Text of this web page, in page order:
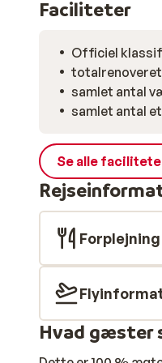
Faciliteter
Officiel
totalrenoveret
samlet antal
samlet antal
Se alle
Forplejning
Hvad gæster